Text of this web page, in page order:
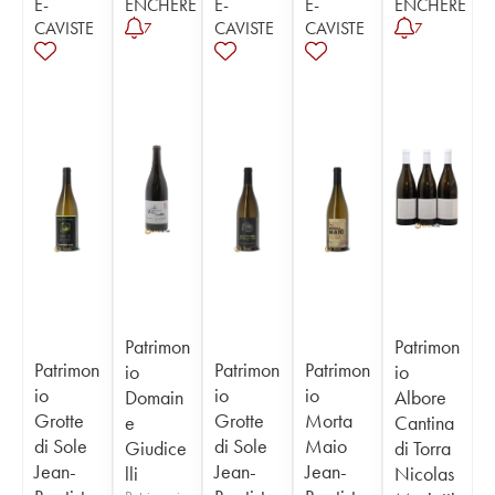
E-
CAVISTE
Patrimon
io
Grotte
di Sole
Jean-
ENCHÈRE
7
Patrimon
io
Domain
e
Giudice
lli
E-
CAVISTE
Patrimon
io
Grotte
di Sole
Jean-
E-
CAVISTE
Patrimon
io
Morta
Maio
Jean-
ENCHÈRE
7
Patrimon
io
Albore
Cantina
di Torra
Nicolas